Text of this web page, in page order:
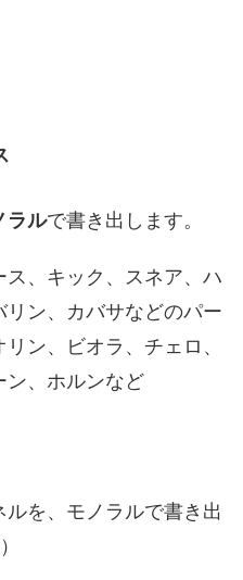
ラルで書き出します。
、キック、スネア、ハ
ン、カバサなどのパー
ン、ビオラ、チェロ、
ン、ホルンなど
を、モノラルで書き出